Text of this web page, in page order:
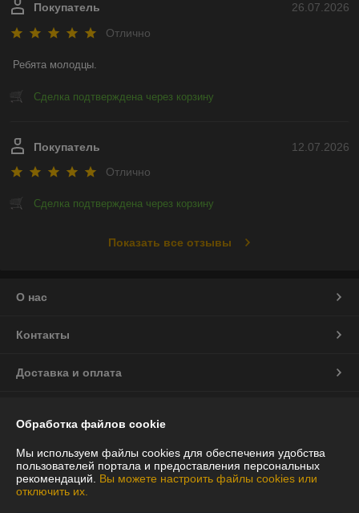
26.07.2026
Покупатель
Отлично
Ребята молодцы.
Сделка подтверждена через корзину
12.07.2026
Покупатель
Отлично
Сделка подтверждена через корзину
Показать все отзывы
О нас
Контакты
Доставка и оплата
Полная версия сайта
Политика обработки cookies
Обработка файлов cookie
Мы используем файлы cookies для обеспечения удобства
пользователей портала и предоставления персональных
рекомендаций. Вы можете настроить файлы cookies или
отключить их.